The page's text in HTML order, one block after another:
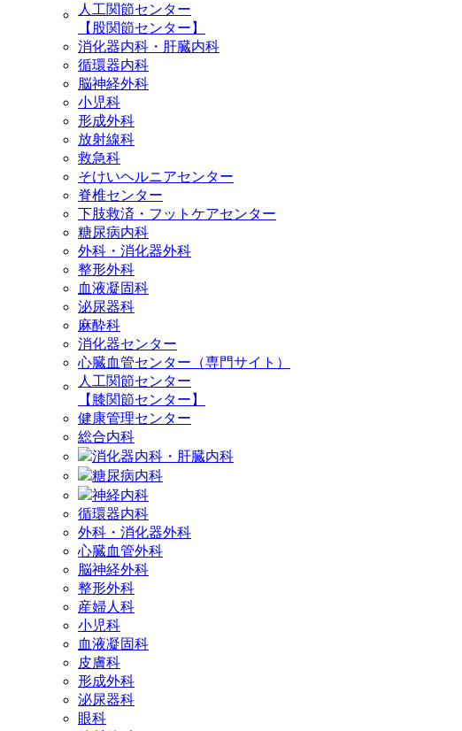
人工関節センター
【股関節センター】
消化器内科・肝臓内科
循環器内科
脳神経外科
小児科
形成外科
放射線科
救急科
そけいヘルニアセンター
脊椎センター
下肢救済・フットケアセンター
糖尿病内科
外科・消化器外科
整形外科
血液凝固科
泌尿器科
麻酔科
消化器センター
心臓血管センター（専門サイト）
人工関節センター
【膝関節センター】
健康管理センター
総合内科
消化器内科・肝臓内科
糖尿病内科
神経内科
循環器内科
外科・消化器外科
心臓血管外科
脳神経外科
整形外科
産婦人科
小児科
血液凝固科
皮膚科
形成外科
泌尿器科
眼科